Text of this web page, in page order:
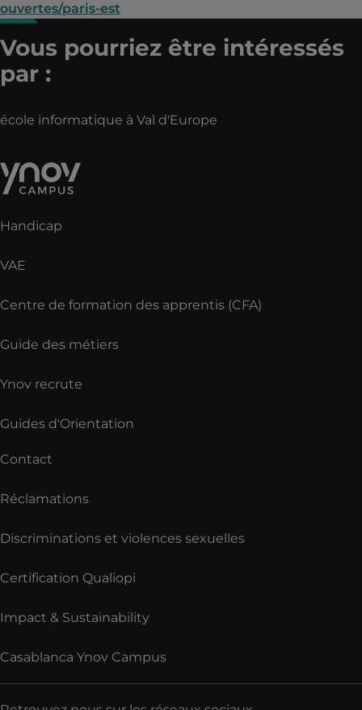
ouvertes/paris-est
Vous pourriez être intéressés
par :
école informatique à Val d'Europe
Handicap
VAE
Centre de formation des apprentis (CFA)
Guide des métiers
Ynov recrute
Guides d'Orientation
Contact
Réclamations
Discriminations et violences sexuelles
Certification Qualiopi
Impact & Sustainability
Casablanca Ynov Campus